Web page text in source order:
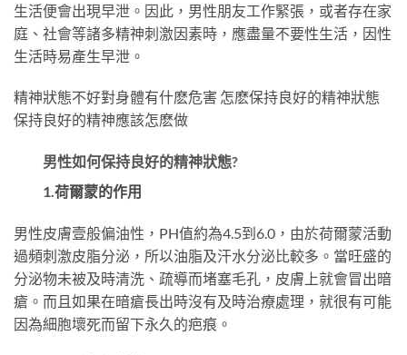
生活便會出現早泄。因此，男性朋友工作緊張，或者存在家
庭、社會等諸多精神刺激因素時，應盡量不要性生活，因性
生活時易產生早泄。
精神狀態不好對身體有什麽危害 怎麽保持良好的精神狀態
保持良好的精神應該怎麽做
男性如何保持良好的精神狀態?
1.荷爾蒙的作用
男性皮膚壹般偏油性，PH值約為4.5到6.0，由於荷爾蒙活動
過頻刺激皮脂分泌，所以油脂及汗水分泌比較多。當旺盛的
分泌物未被及時清洗、疏導而堵塞毛孔，皮膚上就會冒出暗
瘡。而且如果在暗瘡長出時沒有及時治療處理，就很有可能
因為細胞壞死而留下永久的疤痕。